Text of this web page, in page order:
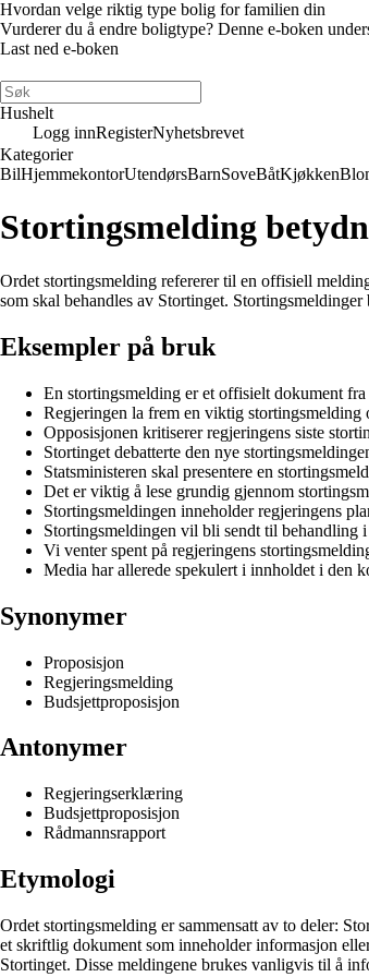
Hvordan velge riktig type bolig for familien din
Vurderer du å endre boligtype? Denne e-boken
Last ned e-boken
Hushelt
Logg innRegisterNyhetsbrevet
Kategorier
BilHjemmekontorUtendørsBarnSoveBåtKjøkken
Stortingsmelding
Ordet stortingsmelding refererer til en offisiell
som skal behandles av Stortinget.
Eksempler på bruk
En stortingsmelding er et offisielt dokument
Regjeringen la frem en viktig stortingsmelding
Opposisjonen kritiserer regjeringens siste
Stortinget debatterte den nye
Statsministeren skal presentere en
Det er viktig å lese grundig gjennom
Stortingsmeldingen inneholder regjeringens
Stortingsmeldingen vil bli sendt til behandling
Vi venter spent på regjeringens
Media har allerede spekulert i innholdet i den
Synonymer
Proposisjon
Regjeringsmelding
Budsjettproposisjon
Antonymer
Regjeringserklæring
Budsjettproposisjon
Rådmannsrapport
Etymologi
Ordet stortingsmelding er sammensatt av to deler:
et skriftlig dokument som inneholder informasjon
Stortinget. Disse meldingene brukes vanligvis til å